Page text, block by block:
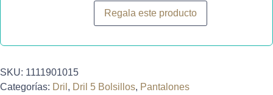
Regala este producto
SKU: 1111901015
Categorías: Dril , Dril 5 Bolsillos, Pantalones